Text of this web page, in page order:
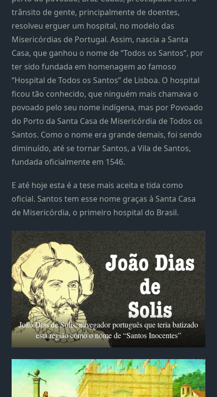
trânsito de gente, principalmente de doentes,
resolveu erguer um hospital, no modelo das
Misericórdias de Portugal. Assim, nascia a Santa
Casa, que ganhou o nome de “Todos os Santos”, por
ter sido fundada em homenagem ao famoso
“Hospital de Todos os Santos” de Lisboa. O hospital
ficou tão conhecido, que ninguém mais chamava o
povoado pelo seu nome indígena, mas por Povoado
do Porto da Santa Casa de Misericórdia de Todos os
Santos. Como o nome era grande demais, foi sendo
diminuído, até se tornar Santos, a Vila de Santos,
fundada oficialmente em 1546.
E até hoje esta é a tese mais aceita e tida como
oficial. Santos tem esse nome graças à Santa Casa
de Misericórdia, o primeiro hospital do Brasil.
João Dias de Solis, navegador português que teria batizado
esta região como o nome de “Santos Inocentes”